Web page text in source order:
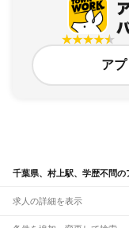
ア
千葉県、村上駅、学歴不問
求人の詳細を表示